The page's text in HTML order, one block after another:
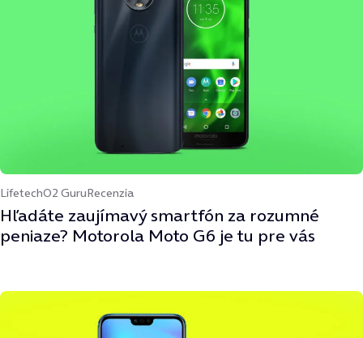
LifetechO2 GuruRecenzia
Hľadáte zaujímavý smartfón za rozumné
peniaze? Motorola Moto G6 je tu pre vás